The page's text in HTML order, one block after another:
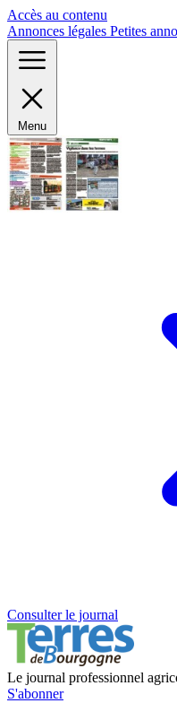
Accès au contenu
Annonces légales Petites
Menu
Consulter le journal
Le journal professionnel
S'abonner
Panneau de gestion des cookies